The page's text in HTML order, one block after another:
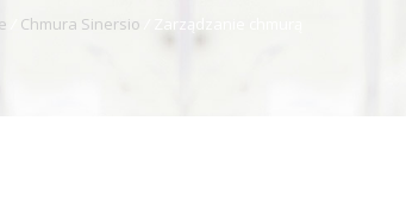
Chmura Sinersio Zarządzanie chmurą